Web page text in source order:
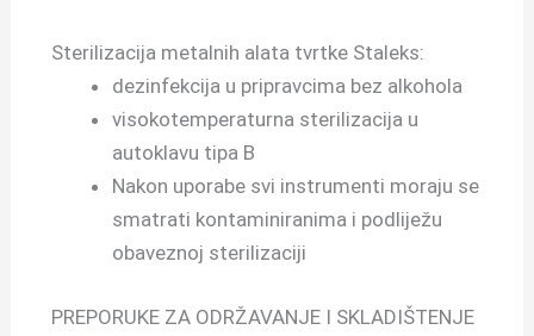
Sterilizacija metalnih alata tvrtke Staleks:
dezinfekcija u pripravcima bez alkohola
visokotemperaturna sterilizacija u
autoklavu tipa B
Nakon uporabe svi instrumenti moraju se
smatrati kontaminiranima i podliježu
obaveznoj sterilizaciji
PREPORUKE ZA ODRŽAVANJE I SKLADIŠTENJE